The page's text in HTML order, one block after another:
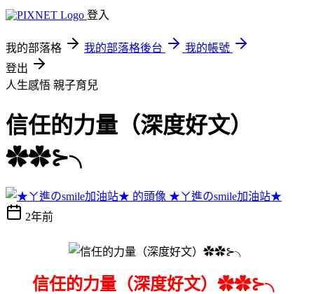
登入
我的部落格 我的部落格後台
我的帳號
登出
人生感悟 親子育兒
信任的力量（深度好文）
✿✿⊱╮
★ㄚ進のsmile加油站★
2年前
信任的力量（深度好文）✿✿⊱╮